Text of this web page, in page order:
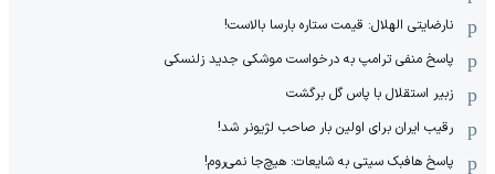
نارضایتی الهلال: قیمت ستاره بارسا بالاست!
پاسخ منفی ترامپ به درخواست موشکی جدید زلنسکی
زبیر استقلال با پاس گل برگشت
رقیب ایران برای اولین بار صاحب لژیونر شد!
پاسخ هافبک سیتی به شایعات: هیچ‌جا نمی‌روم!